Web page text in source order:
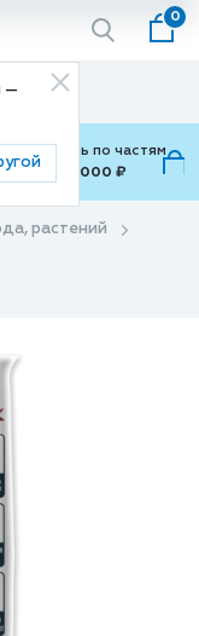
—
0
доставки
оплатить по частям
₽ до 15,000 ₽
растений